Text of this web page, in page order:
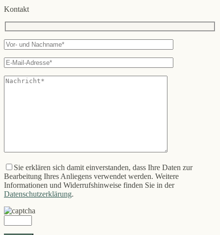
Kontakt
Sie erklären sich damit einverstanden, dass Ihre Daten zur
Bearbeitung Ihres Anliegens verwendet werden. Weitere
Informationen und Widerrufshinweise finden Sie in der
Datenschutzerklärung.